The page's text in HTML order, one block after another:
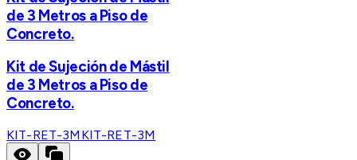
de 3 Metros a Piso de
Concreto.
Kit de Sujeción de Mástil
de 3 Metros a Piso de
Concreto.
KIT-RET-3M KIT-RET-3M